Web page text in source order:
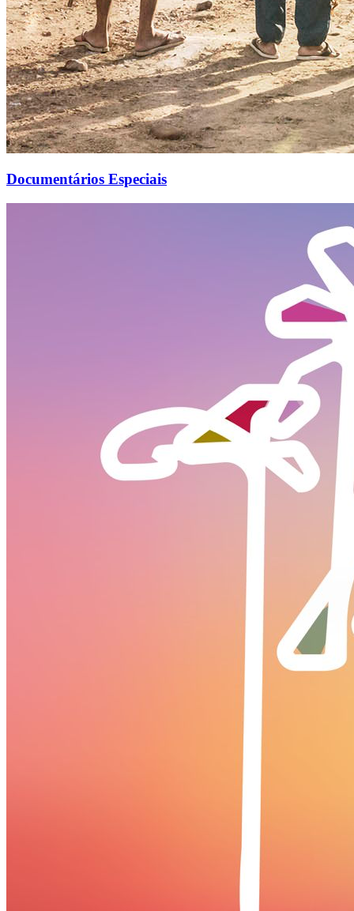
Documentários Especiais